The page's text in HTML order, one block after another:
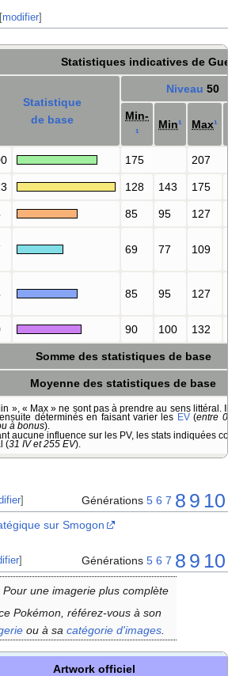
[modifier]
Statistiques indicatives de
Statistique
de base
Niveau 50
Min-
¹
Min¹ Max¹
175 207
128 143 175
85 95 127
69 77 109
85 95 127
90 100 132
Somme des statistiques de base
Moyenne des statistiques de base
», « Max » ne sont pas à prendre au sens littéral. Il
déterminés en faisant varier les EV(entre 0 et
à bonus).
aucune influence sur les PV, les stats indiquées
(31 IV et 255 EV).
] Générations 5 6 7 8 9 10
sur Smogon
] Générations 5 6 7 8 9 10
Pour une imagerie plus complète
Pokémon, référez-vous à son
ou à sa catégorie d'images.
Artwork officiel